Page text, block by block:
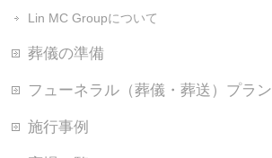
Lin MC Groupについて
葬儀の準備
フューネラル（葬儀・葬送）プラン
施行事例